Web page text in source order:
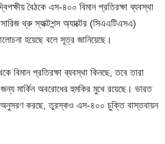
বৈঠকে এস-৪০০ বিমান প্রতিরক্ষা ব্যবস্থা
থ্রু স্যাক্টশন্স অ্যাক্টের (সিএএটিএসএ)
হয়েছে বলে সূত্র জানিয়েছে।
বিমান প্রতিরক্ষা ব্যবস্থা কিনছে, তবে তারা
জন্য মার্কিন অবরোধের হুমকির মুখে রয়েছে। ভারত
অনুসরণ করছে, তুরস্কও এস-৪০০ চুক্তি বাস্তবায়ন